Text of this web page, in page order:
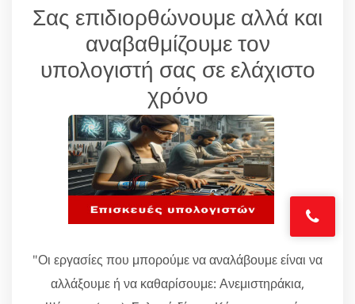
Σας επιδιορθώνουμε αλλά και
αναβαθμίζουμε τον
υπολογιστή σας σε ελάχιστο
χρόνο
"Οι εργασίες που μπορούμε να αναλάβουμε είναι να
αλλάξουμε ή να καθαρίσουμε: Ανεμιστηράκια,